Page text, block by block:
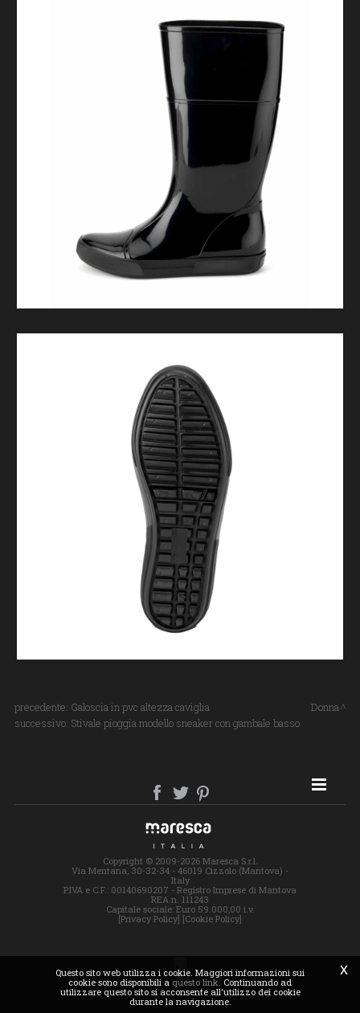
precedente: Galoscia in pvc altezza caviglia
successivo: Stivale pioggia modello sneaker con gambale basso
Donna
SITE MAP
Copyright © 2009-2026 Maresca S.r.l.
Via Mentana, 30-32-34 - 46019 Cizzolo (Mantova) -
Italy
P.IVA e C.F.: 00140690207 - Registro Imprese di Mantova
REA n. 111243
Capitale sociale: Euro 59.000,00 i.v.
[Privacy Policy] [Cookie Policy]
x
Questo sito web utilizza i cookie. Maggiori informazioni sui
cookie sono disponibili a questo link. Continuando ad
utilizzare questo sito si acconsente all'utilizzo dei cookie
durante la navigazione.